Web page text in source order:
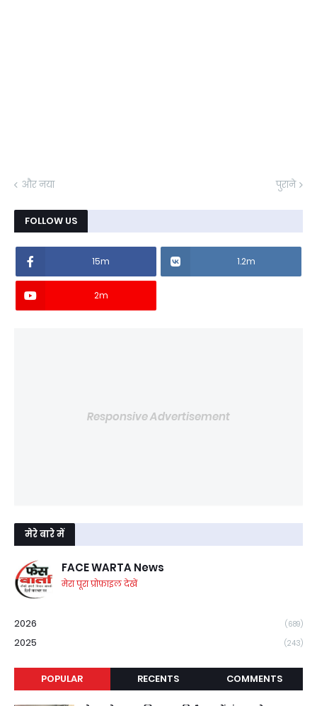
और नया पुराने
FOLLOW US
15m 1.2m
2m
Responsive Advertisement
मेरे बारे में
FACE WARTA News
मेरा पूरा प्रोफ़ाइल देखें
2026 (689)
2025 (243)
POPULAR RECENTS COMMENTS